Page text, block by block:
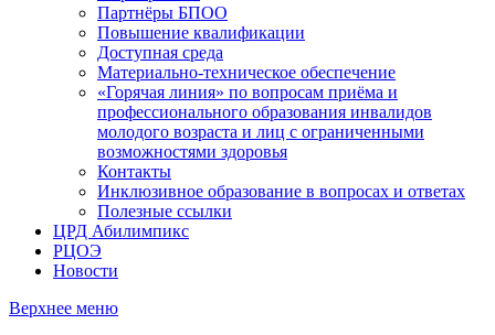
Партнёры БПОО
Повышение квалификации
Доступная среда
Материально-техническое обеспечение
«Горячая линия» по вопросам приёма и
профессионального образования инвалидов
молодого возраста и лиц с ограниченными
возможностями здоровья
Контакты
Инклюзивное образование в вопросах и ответах
Полезные ссылки
ЦРД Абилимпикс
РЦОЭ
Новости
Верхнее меню